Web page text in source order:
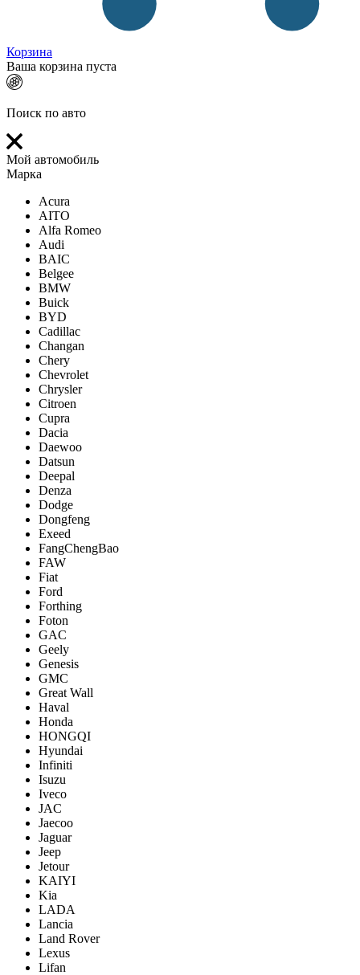
Корзина
Ваша корзина пуста
Поиск по авто
Мой автомобиль
Марка
Acura
AITO
Alfa Romeo
Audi
BAIC
Belgee
BMW
Buick
BYD
Cadillac
Changan
Chery
Chevrolet
Chrysler
Citroen
Cupra
Dacia
Daewoo
Datsun
Deepal
Denza
Dodge
Dongfeng
Exeed
FangChengBao
FAW
Fiat
Ford
Forthing
Foton
GAC
Geely
Genesis
GMC
Great Wall
Haval
Honda
HONGQI
Hyundai
Infiniti
Isuzu
Iveco
JAC
Jaecoo
Jaguar
Jeep
Jetour
KAIYI
Kia
LADA
Lancia
Land Rover
Lexus
Lifan